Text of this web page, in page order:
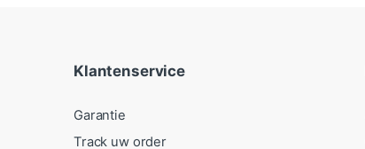
Klantenservice
Garantie
Track uw order